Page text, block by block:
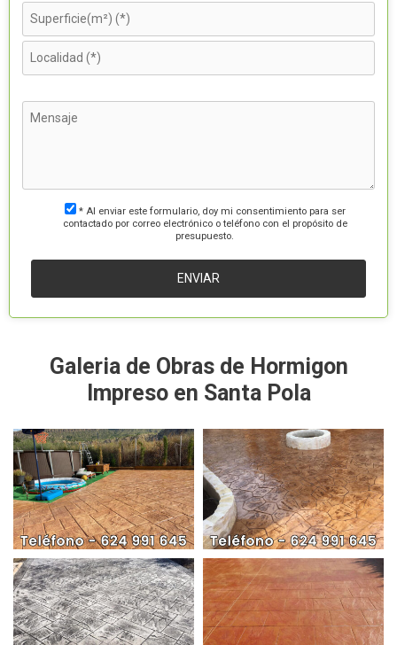
* Al enviar este formulario, doy mi consentimiento para ser
contactado por correo electrónico o teléfono con el propósito de
presupuesto.
Galeria de Obras de Hormigon
Impreso en Santa Pola